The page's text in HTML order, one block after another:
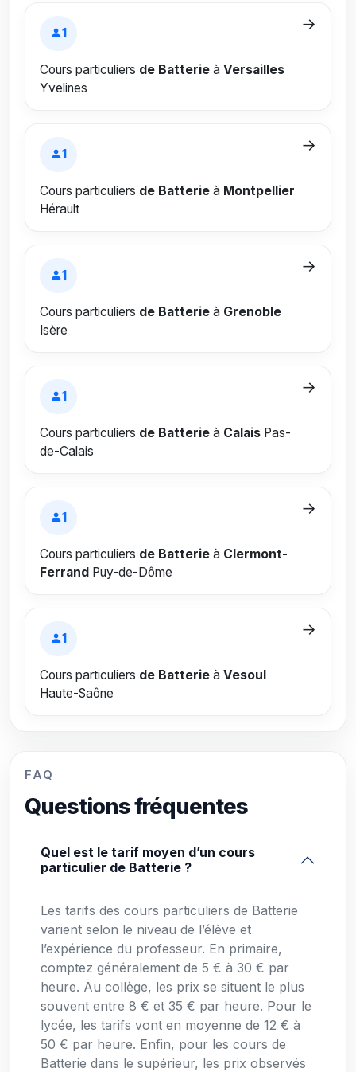
1
Cours particuliers de Batterieà Versailles
Yvelines
→
1
Cours particuliers de Batterieà Montpellier
Hérault
→
1
Cours particuliers de Batterieà Grenoble
Isère
→
1
Cours particuliers de Batterieà CalaisPas-
de-Calais
→
1
Cours particuliers de Batterieà Clermont-
Ferrand Puy-de-Dôme
→
1
Cours particuliers de Batterieà Vesoul
Haute-Saône
→
FAQ
Questions fréquentes
Quel est le tarif moyen d’un cours
particulier de Batterie ?
Les tarifs des cours particuliers de Batterie
varient selon le niveau de l’élève et
l’expérience du professeur. En primaire,
comptez généralement de 5 € à 30 € par
heure. Au collège, les prix se situent le plus
souvent entre 8 € et 35 € par heure. Pour le
lycée, les tarifs vont en moyenne de 12 € à
50 € par heure. Enfin, pour les cours de
Batterie dans le supérieur, les prix observés